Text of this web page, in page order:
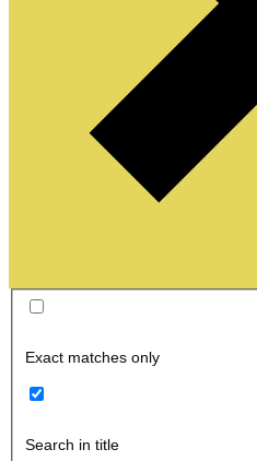
Exact matches only
Search in title